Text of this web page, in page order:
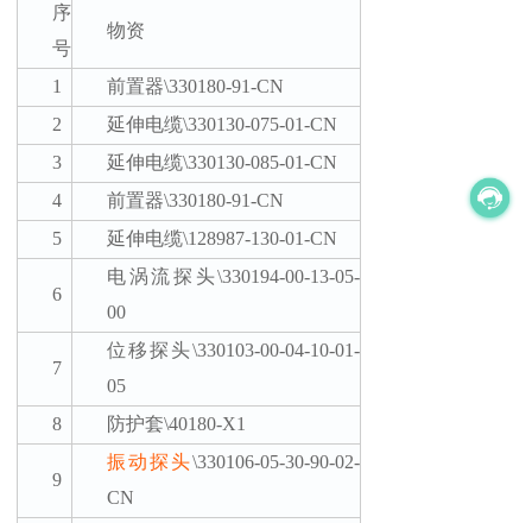
序
号
物资
1 前置器\330180-91-CN
2
延伸电缆\330130-075-01-CN
3
延伸电缆\330130-085-01-CN
4
前置器\330180-91-CN
5
延伸电缆\128987-130-01-CN
6
电涡流探头\330194-00-13-05-
00
7
位移探头\330103-00-04-10-01-
05
8
防护套\40180-X1
9
振动探头\330106-05-30-90-02-
CN